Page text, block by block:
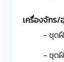
เครื่องจักร
- ชุด
- ชุด